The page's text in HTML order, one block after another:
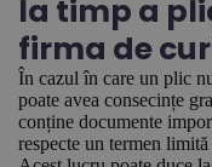
la timp a
firma de
În cazul în care un plic
poate avea consecințe
conține documente
respecte un termen